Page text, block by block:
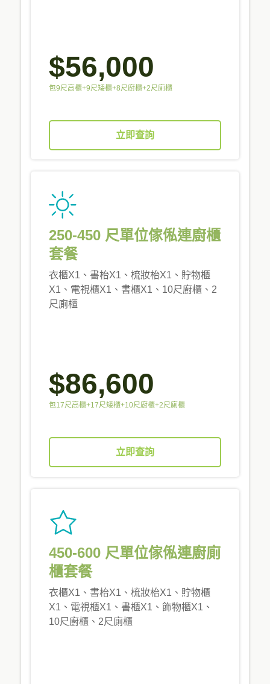
$56,000
包9尺高櫃+9尺矮櫃+8尺廚櫃+2尺廁櫃
立即查詢
250-450 尺單位傢俬連廚櫃
套餐
衣櫃X1、書枱X1、梳妝枱X1、貯物櫃
X1、電視櫃X1、書櫃X1、10尺廚櫃、2
尺廁櫃
$86,600
包17尺高櫃+17尺矮櫃+10尺廚櫃+2尺廁櫃
立即查詢
450-600 尺單位傢俬連廚廁
櫃套餐
衣櫃X1、書枱X1、梳妝枱X1、貯物櫃
X1、電視櫃X1、書櫃X1、飾物櫃X1、
10尺廚櫃、2尺廁櫃